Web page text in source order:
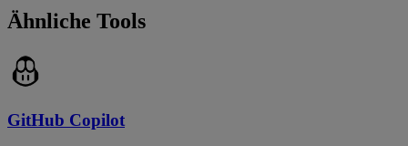
Ähnliche Tools
GitHub Copilot